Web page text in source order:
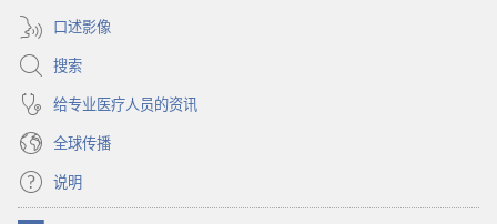
口述影像
搜索
给专业医疗人员的资讯
全球传播
说明